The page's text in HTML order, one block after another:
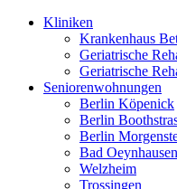
Kliniken
Krankenhaus
Geriatrische
Geriatrische
Seniorenwohnungen
Berlin Köpenick
Berlin
Berlin
Bad Oeynhausen
Welzheim
Trossingen